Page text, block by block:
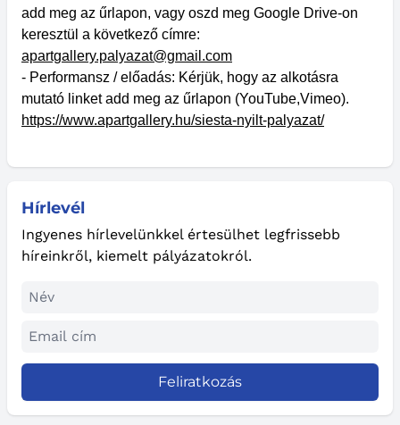
Hírlevél
Ingyenes hírlevelünkkel értesülhet legfrissebb
híreinkről, kiemelt pályázatokról.
Feliratkozás
add meg az űrlapon, vagy oszd meg Google Drive-on
keresztül a következő címre:
apartgallery.palyazat@gmail.com
- Performansz / előadás: Kérjük, hogy az alkotásra
mutató linket add meg az űrlapon (YouTube,Vimeo).
https://www.apartgallery.hu/siesta-nyilt-palyazat/